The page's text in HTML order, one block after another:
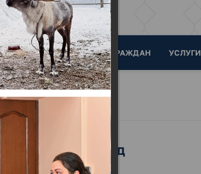
ПАЛАТА ОБРАЩЕНИЯ ГРАЖДАН УСЛУГИ
за 2021 год